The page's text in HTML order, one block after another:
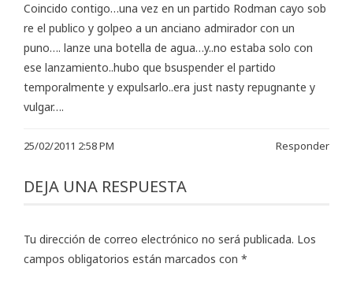
Coincido contigo…una vez en un partido Rodman cayo sob
re el publico y golpeo a un anciano admirador con un
puno…. lanze una botella de agua…y..no estaba solo con
ese lanzamiento..hubo que bsuspender el partido
temporalmente y expulsarlo..era just nasty repugnante y
vulgar….
25/02/2011 2:58 PM Responder
DEJA UNA RESPUESTA
Tu dirección de correo electrónico no será publicada. Los
campos obligatorios están marcados con *